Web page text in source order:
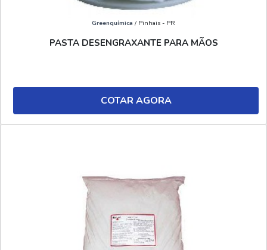
Greenquímica / Pinhais - PR
PASTA DESENGRAXANTE PARA MÃOS
COTAR AGORA